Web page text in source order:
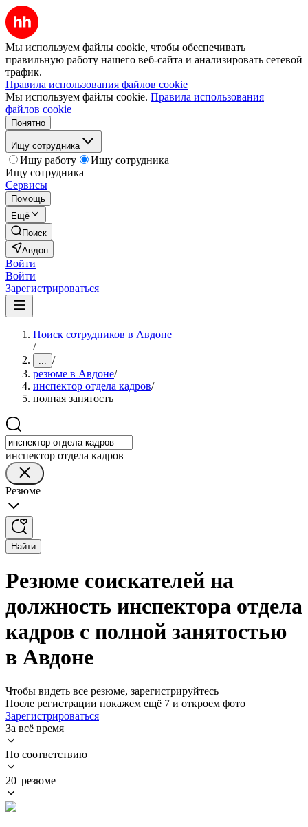
Мы используем файлы cookie, чтобы обеспечивать
правильную работу нашего веб-сайта и анализировать сетевой
трафик.
Правила использования файлов cookie
Мы используем файлы cookie. Правила использования
файлов cookie
Понятно
Ищу сотрудника
Ищу работу
Ищу сотрудника
Ищу сотрудника
Сервисы
Помощь
Ещё
Поиск
Авдон
Войти
Войти
Зарегистрироваться
Поиск сотрудников в Авдоне
/
... /
резюме в Авдоне/
инспектор отдела кадров/
полная занятость
инспектор отдела кадров
Резюме
Найти
Резюме соискателей на
должность инспектора отдела
кадров с полной занятостью
в Авдоне
Чтобы видеть все резюме, зарегистрируйтесь
После регистрации покажем ещё 7 и откроем фото
Зарегистрироваться
За всё время
По соответствию
20 резюме